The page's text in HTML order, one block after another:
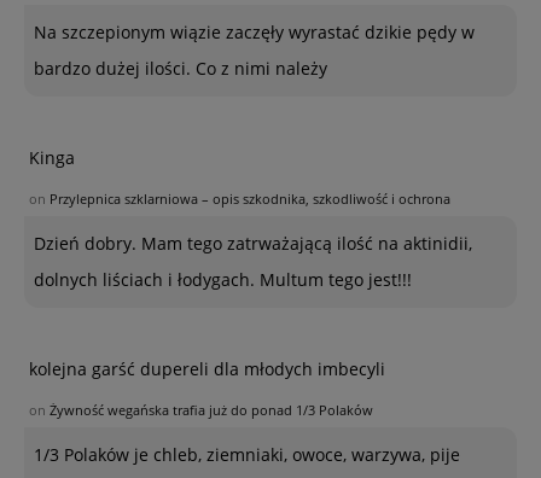
Na szczepionym wiązie zaczęły wyrastać dzikie pędy w
bardzo dużej ilości. Co z nimi należy
Kinga
on Przylepnica szklarniowa – opis szkodnika, szkodliwość i ochrona
Dzień dobry. Mam tego zatrważającą ilość na aktinidii,
dolnych liściach i łodygach. Multum tego jest!!!
kolejna garść dupereli dla młodych imbecyli
on Żywność wegańska trafia już do ponad 1/3 Polaków
1/3 Polaków je chleb, ziemniaki, owoce, warzywa, pije